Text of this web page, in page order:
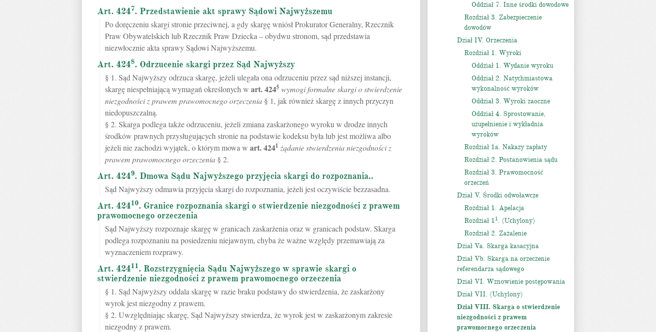
Art. 4247. Przedstawienie akt sprawy Sądowi Najwyższemu
Po doręczeniu skargi stronie przeciwnej, a gdy skargę wniósł Prokurator Generalny, Rzecznik
Praw Obywatelskich lub Rzecznik Praw Dziecka – obydwu stronom, sąd przedstawia
niezwłocznie akta sprawy Sądowi Najwyższemu.
Art. 4248. Odrzucenie skargi przez Sąd Najwyższy
§ 1. Sąd Najwyższy odrzuca skargę, jeżeli ulegała ona odrzuceniu przez sąd niższej instancji,
skargę niespełniającą wymagań określonych w art.4245 wymogi formalne skargi o stwierdzenie
niezgodności z prawem prawomocnego orzeczenia § 1, jak również skargę z innych przyczyn
niedopuszczalną.
§ 2. Skarga podlega także odrzuceniu, jeżeli zmiana zaskarżonego wyroku w drodze innych
środków prawnych przysługujących stronie na podstawie kodeksu była lub jest możliwa albo
jeżeli nie zachodzi wyjątek, o którym mowa w art.4241 żądanie stwierdzenia niezgodności z
prawem prawomocnego orzeczenia § 2.
Art. 4249. Dmowa Sądu Najwyższego przyjęcia skargi do rozpoznania..
Sąd Najwyższy odmawia przyjęcia skargi do rozpoznania, jeżeli jest oczywiście bezzasadna.
Art. 42410. Granice rozpoznania skargi o stwierdzenie niezgodności z prawem
prawomocnego orzeczenia
Sąd Najwyższy rozpoznaje skargę w granicach zaskarżenia oraz w granicach podstaw. Skarga
podlega rozpoznaniu na posiedzeniu niejawnym, chyba że ważne względy przemawiają za
wyznaczeniem rozprawy.
Art. 42411. Rozstrzygnięcia Sądu Najwyższego w sprawie skargi o
stwierdzenie niezgodności z prawem prawomocnego orzeczenia
§ 1. Sąd Najwyższy oddala skargę w razie braku podstawy do stwierdzenia, że zaskarżony
wyrok jest niezgodny z prawem.
§ 2. Uwzględniając skargę, Sąd Najwyższy stwierdza, że wyrok jest w zaskarżonym zakresie
niezgodny z prawem.
Oddział 7. Inne środki dowodowe
Rozdział 3. Zabezpieczenie
dowodów
Dział IV. Orzeczenia
Rozdział 1. Wyroki
Oddział 1. Wydanie wyroku
Oddział 2. Natychmiastowa
wykonalność wyroków
Oddział 3. Wyroki zaoczne
Oddział 4. Sprostowanie,
uzupełnienie i wykładnia
wyroków
Rozdział 1a. Nakazy zapłaty
Rozdział 2. Postanowienia sądu
Rozdział 3. Prawomocność
orzeczeń
Dział V. Środki odwoławcze
Rozdział 1. Apelacja
Rozdział 11. (Uchylony)
Rozdział 2. Zażalenie
Dział Va. Skarga kasacyjna
Dział Vb. Skarga na orzeczenie
referendarza sądowego
Dział VI. Wznowienie postępowania
Dział VII. (Uchylony)
Dział VIII. Skarga o stwierdzenie
niezgodności z prawem
prawomocnego orzeczenia